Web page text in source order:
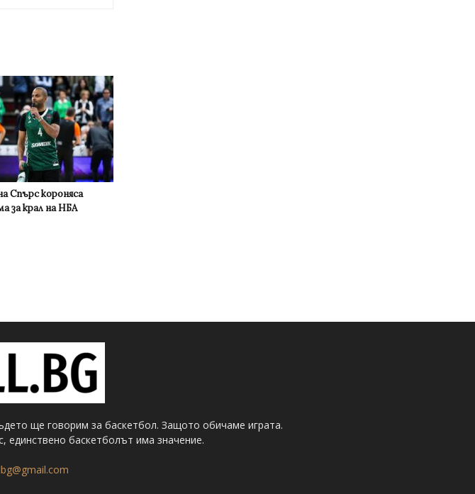
Спърс короняса
за крал на НБА
ще говорим за баскетбол. Защото обичаме играта.
баскетболът има значение.